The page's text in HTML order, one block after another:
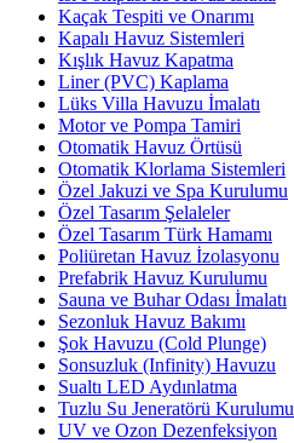
Kaçak Tespiti ve Onarımı
Kapalı Havuz Sistemleri
Kışlık Havuz Kapatma
Liner (PVC) Kaplama
Lüks Villa Havuzu İmalatı
Motor ve Pompa Tamiri
Otomatik Havuz Örtüsü
Otomatik Klorlama Sistemleri
Özel Jakuzi ve Spa Kurulumu
Özel Tasarım Şelaleler
Özel Tasarım Türk Hamamı
Poliüretan Havuz İzolasyonu
Prefabrik Havuz Kurulumu
Sauna ve Buhar Odası İmalatı
Sezonluk Havuz Bakımı
Şok Havuzu (Cold Plunge)
Sonsuzluk (Infinity) Havuzu
Sualtı LED Aydınlatma
Tuzlu Su Jeneratörü Kurulumu
UV ve Ozon Dezenfeksiyon